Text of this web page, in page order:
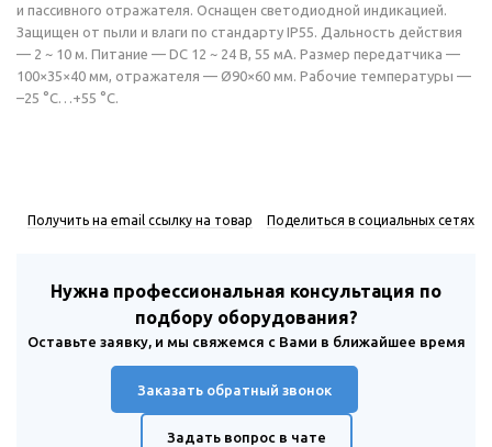
и пассивного отражателя. Оснащен светодиодной индикацией.
Защищен от пыли и влаги по стандарту IP55. Дальность действия
— 2 ~ 10 м. Питание — DC 12 ~ 24 В, 55 мА. Размер передатчика —
100×35×40 мм, отражателя — Ø90×60 мм. Рабочие температуры —
–25 °С…+55 °С.
Получить на email ссылку на товар Поделиться в социальных сетях
Нужна профессиональная консультация по
подбору оборудования?
Оставьте заявку, и мы свяжемся с Вами в ближайшее время
Заказать обратный звонок
Задать вопрос в чате